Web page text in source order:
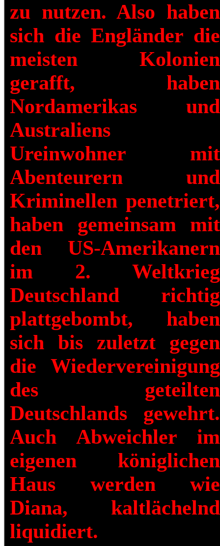
zu nutzen. Also haben
sich die Engländer die
meisten Kolonien
gerafft, haben
Nordamerikas und
Australiens
Ureinwohner mit
Abenteurern und
Kriminellen penetriert,
haben gemeinsam mit
den US-Amerikanern
im 2. Weltkrieg
Deutschland richtig
plattgebombt, haben
sich bis zuletzt gegen
die Wiedervereinigung
des geteilten
Deutschlands gewehrt.
Auch Abweichler im
eigenen königlichen
Haus werden wie
Diana, kaltlächelnd
liquidiert.